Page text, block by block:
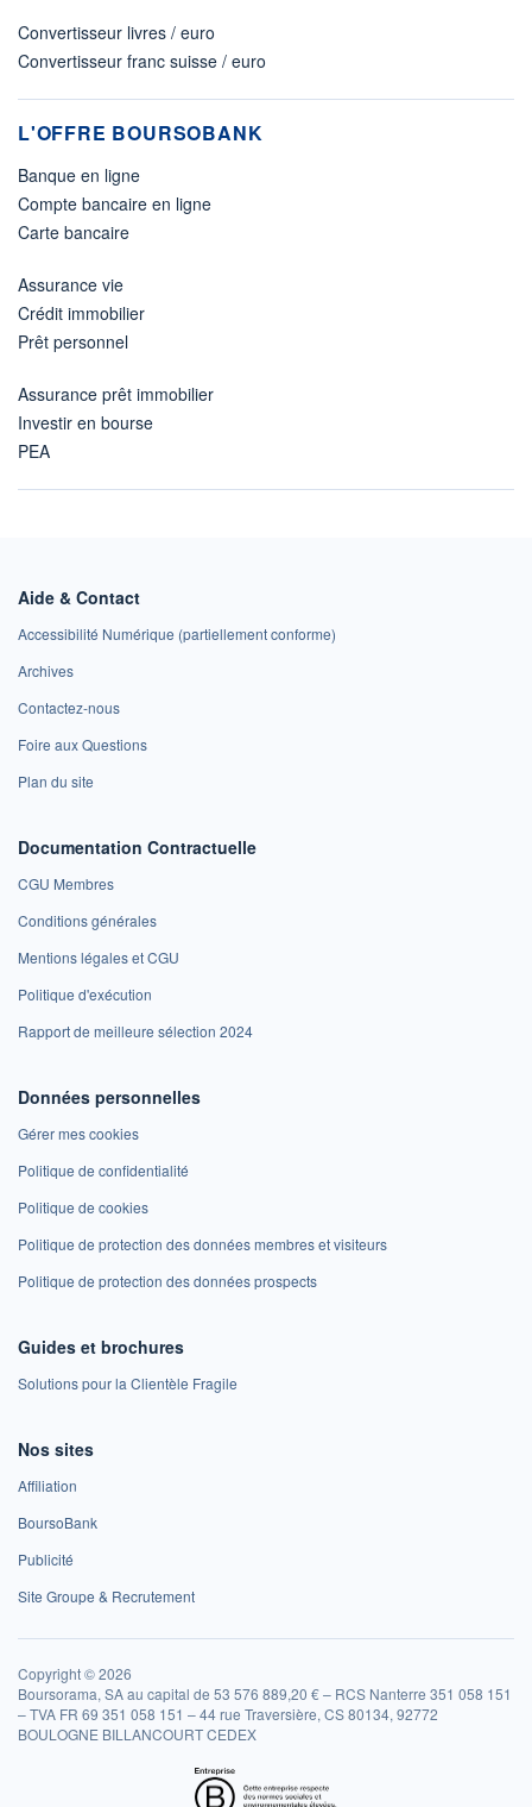
Convertisseur livres / euro
Convertisseur franc suisse / euro
L'OFFRE BOURSOBANK
Banque en ligne
Compte bancaire en ligne
Carte bancaire
Assurance vie
Crédit immobilier
Prêt personnel
Assurance prêt immobilier
Investir en bourse
PEA
Aide & Contact
Accessibilité Numérique (partiellement conforme)
Archives
Contactez-nous
Foire aux Questions
Plan du site
Documentation Contractuelle
CGU Membres
Conditions générales
Mentions légales et CGU
Politique d'exécution
Rapport de meilleure sélection 2024
Données personnelles
Gérer mes cookies
Politique de confidentialité
Politique de cookies
Politique de protection des données membres et visiteurs
Politique de protection des données prospects
Guides et brochures
Solutions pour la Clientèle Fragile
Nos sites
Affiliation
BoursoBank
Publicité
Site Groupe & Recrutement
Copyright © 2026
Boursorama, SA au capital de 53 576 889,20 € – RCS Nanterre 351 058 151
– TVA FR 69 351 058 151 – 44 rue Traversière, CS 80134, 92772
BOULOGNE BILLANCOURT CEDEX